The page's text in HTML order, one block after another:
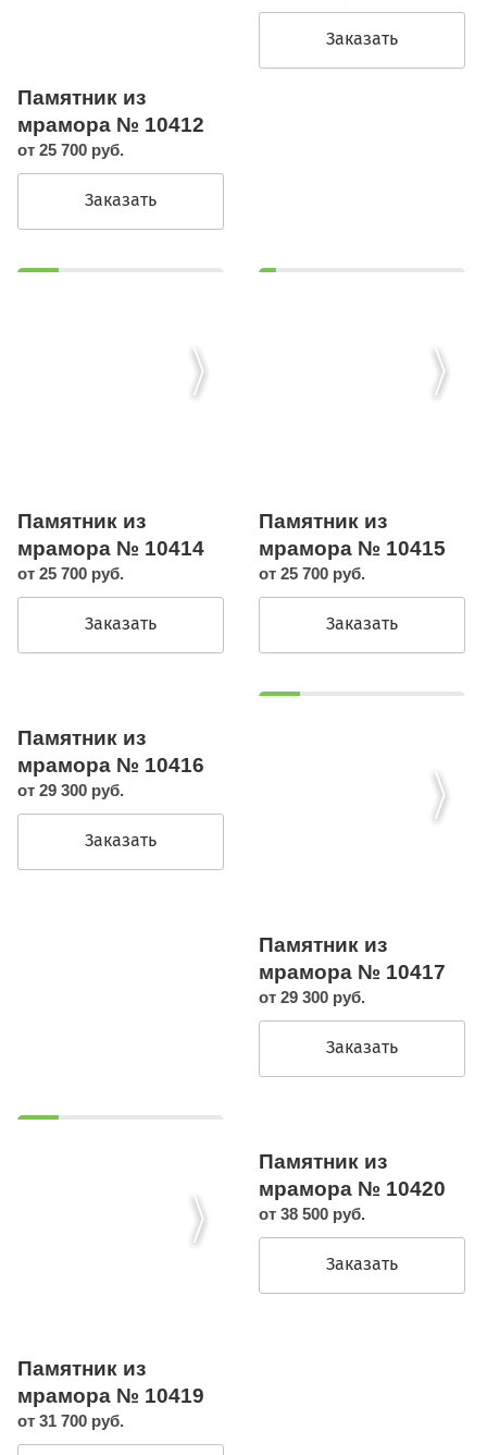
Памятник из
мрамора № 10412
от 25 700 руб.
Заказать
Заказать
Памятник из
мрамора № 10414
от 25 700 руб.
Заказать
Памятник из
мрамора № 10415
от 25 700 руб.
Заказать
Памятник из
мрамора № 10416
от 29 300 руб.
Заказать
Памятник из
мрамора № 10417
от 29 300 руб.
Заказать
Памятник из
мрамора № 10419
от 31 700 руб.
Памятник из
мрамора № 10420
от 38 500 руб.
Заказать